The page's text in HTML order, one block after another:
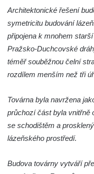
Dům čp. 100/5 na
Rumburku
Dům čp. 105/10 na
Rumburku
Dům čp. 101/6 na
Rumburku
Dům čp. 104/9 na
Rumburku
Rumburku
Architektonické řešení
symetricitu budování
připojena k mnohem
Pražsko-Duchcovské
téměř souběžnou čelní
rozdílem menším než tři
Továrna byla navržena
průchozí část byla vnitřně
se schodištěm a
lázeňského prostředí.
Budova továrny vytváří